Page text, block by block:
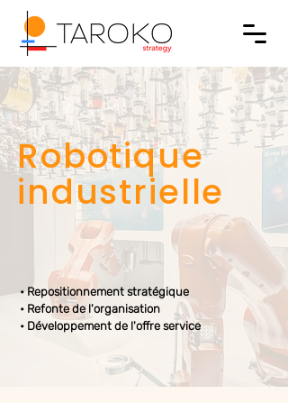
• Repositionnement stratégique
• Refonte de l'organisation
• Développement de l'offre service
Robotique
industrielle